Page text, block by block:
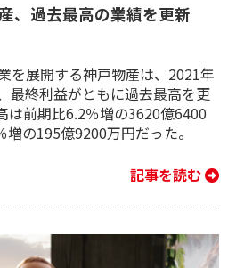
、過去最高の業績を更新
を展開する神戸物産は、2021年
最終利益がともに過去最高を更
は前期比6.2％増の3620億6400
の195億9200万円だった。
記事を読む